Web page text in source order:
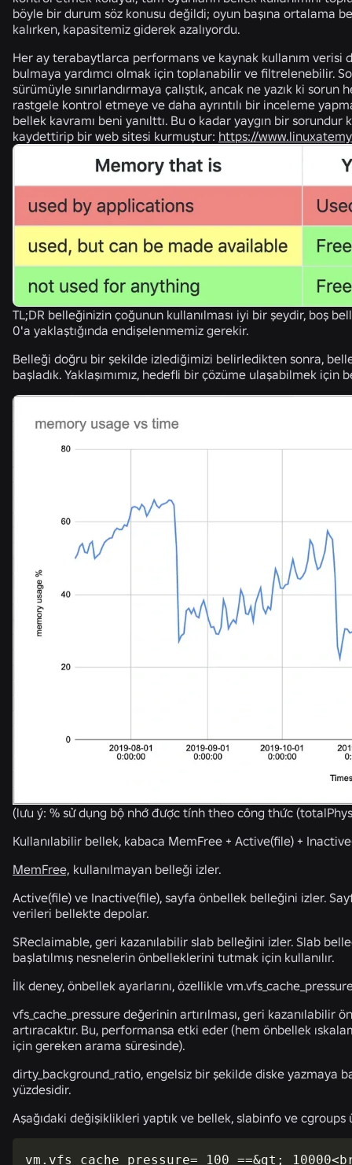
böyle bir durum söz konusu değildi; oyun başına ortalama
kalırken, kapasitemiz giderek azalıyordu.
Her ay terabaytlarca performans ve kaynak kullanım verisi
bulmaya yardımcı olmak için toplanabilir ve filtrelenebilir.
sürümüyle sınırlandırmaya çalıştık, ancak ne yazık ki
rastgele kontrol etmeye ve daha ayrıntılı bir inceleme
bellek kavramı beni yanılttı. Bu o kadar yaygın bir
kaydettirip bir web sitesi kurmuştur: https://
TL;DR belleğinizin çoğunun kullanılması iyi bir şeydir, boş
0'a yaklaştığında endişelenmemiz gerekir.
Belleği doğru bir şekilde izlediğimizi belirledikten sonra,
başladık. Yaklaşımımız, hedefli bir çözüme ulaşabilmek
(lưu ý: % sử dụng bộ nhớ được tính theo công thức
Kullanılabilir bellek, kabaca MemFree + Active(file) +
MemFree, kullanılmayan belleği izler.
Active(file) ve Inactive(file), sayfa önbellek belleğini izler.
verileri bellekte depolar.
SReclaimable, geri kazanılabilir slab belleğini izler. Slab
başlatılmış nesnelerin önbelleklerini tutmak için kullanılır.
İlk deney, önbellek ayarlarını, özellikle
vfs_cache_pressure değerinin artırılması, geri kazanılabilir
artıracaktır. Bu, performansa etki eder (hem önbellek
için gereken arama süresinde).
dirty_background_ratio, engelsiz bir şekilde diske yazmaya
yüzdesidir.
Aşağıdaki değişiklikleri yaptık ve bellek, slabinfo ve
vm.vfs_cache_pressure= 100 ==&gt;